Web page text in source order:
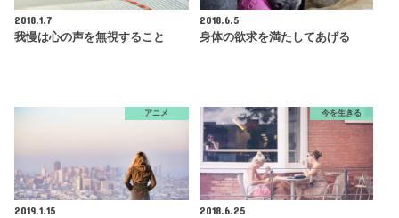
2018.1.7
我慢は心の声を無視すること
2018.6.5
身体の欲求を満たしてあげる
アニメ
2019.1.15
今を生きる
2018.6.25